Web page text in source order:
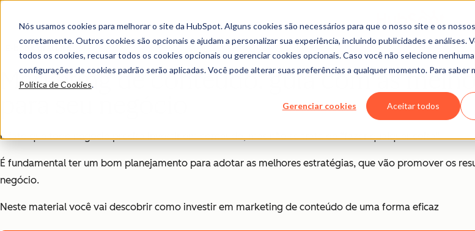
Nós usamos cookies para melhorar o site da HubSpot. Alguns cookies são necessários para que o nosso site e os
corretamente. Outros cookies são opcionais e ajudam a personalizar sua experiência, incluindo publicidades e análises.
todos os cookies, recusar todos os cookies opcionais ou gerenciar cookies opcionais. Caso você não selecione
configurações de cookies padrão serão aplicadas. Você pode alterar suas preferências a qualquer momento. Para saber
Política de Cookies.
Gerenciar cookies Aceitar todos
Marketing de conteúdo: guia com as
É fato que todo negócio precisa investir em conteúdo, mas não se trata de “fazer qualquer coisa”.
É fundamental ter um bom planejamento para adotar as melhores estratégias, que vão promover os
negócio.
Neste material você vai descobrir como investir em marketing de conteúdo de uma forma eficaz